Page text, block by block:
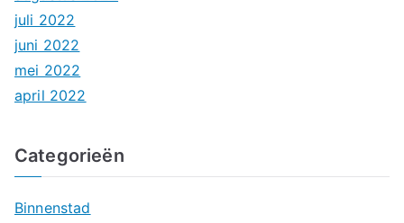
juli 2022
juni 2022
mei 2022
april 2022
Categorieën
Binnenstad